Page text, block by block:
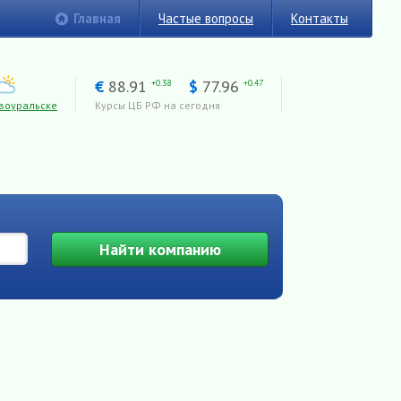
Главная Частые вопросы Контакты
€ 88.91 +0.38 $ 77.96 +0.47
Курсы ЦБ РФ на сегодня
Найтикомпанию